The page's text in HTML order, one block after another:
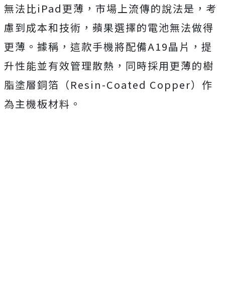
無法比iPad更薄，市場上流傳的說法是，考
慮到成本和技術，蘋果選擇的電池無法做得
更薄。據稱，這款手機將配備A19晶片，提
升性能並有效管理散熱，同時採用更薄的樹
脂塗層銅箔（Resin-Coated Copper）作
為主機板材料。